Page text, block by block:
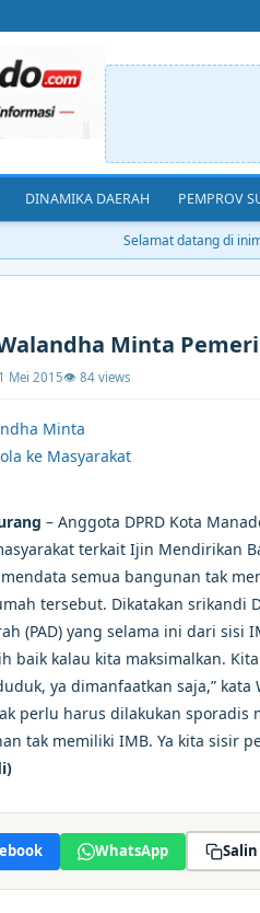
DINAMIKA DAERAH PEMPROV
Selamat datang di
Minta
Mei 2015👁 84 views
– Anggota DPRD Kota
terkait Ijin Mendirikan
semua bangunan tak
tersebut. Dikatakan srikandi
(PAD) yang selama ini dari
baik kalau kita maksimalkan.
ya dimanfaatkan saja,”
perlu harus dilakukan sporadis
tak memiliki IMB. Ya kita sisir
WhatsApp Salin